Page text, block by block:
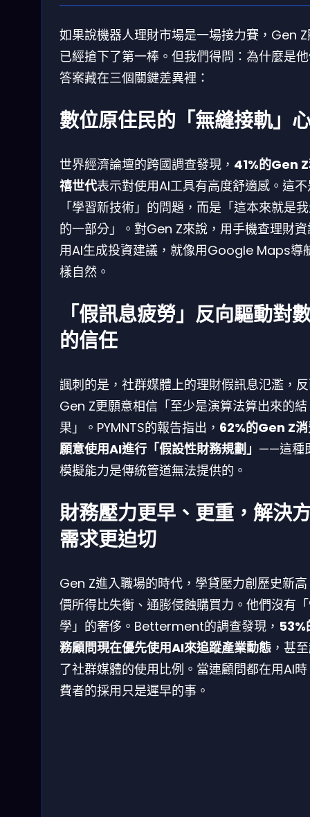
如果說機器人理財市場是一場接力賽，Gen
已經搶下了第一棒。但我們得問：為什麼是
答案藏在三個關鍵差異裡：
數位原住民的「無縫接軌」
世界經濟論壇的跨國調查發現， 41%的Gen
禧世代表示對使用AI工具有高度舒適感。這
「學習新技術」的問題，而是「這本來就是
的一部分」。對Gen Z來說，用手機查理財
用AI生成投資建議，就像用Google Maps導
樣自然。
「假訊息疲勞」反向驅動對
的信任
諷刺的是，社群媒體上的理財假訊息氾濫，
Gen Z更願意相信「至少是演算法算出來的結
果」。PYMNTS的報告指出， 62%的Gen Z
願意使用AI進行「假設性財務規劃」 ——這種
模擬能力是傳統管道無法提供的。
財務壓力更早、更重，解決
需求更迫切
Gen Z進入職場的時代，學貸壓力創歷史新
價所得比失衡、通膨侵蝕購買力。他們沒有
學」的奢侈。Betterment的調查發現， 53%
務顧問現在優先使用AI來追蹤產業動態 ，甚
了社群媒體的使用比例。當連顧問都在用AI
費者的採用只是遲早的事。